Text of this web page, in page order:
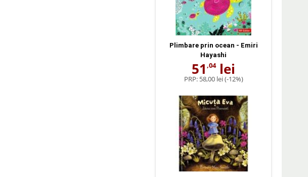
Plimbare prin ocean - Emiri
Hayashi
51 ,04lei
PRP: 58,00 lei(-12%)